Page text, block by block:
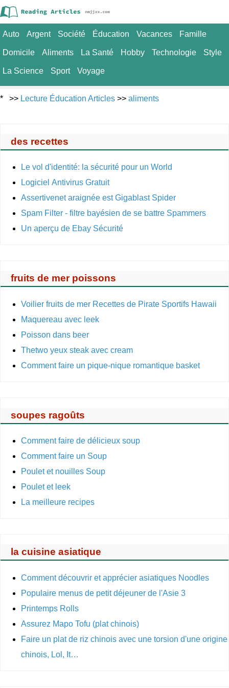
Auto Argent Société Éducation Vacances Famille
Domicile Aliments La Santé Hobby Technologie Style
La Science Sport Voyage
* >> Lecture Éducation Articles >> aliments
des recettes
Le vol d'identité: la sécurité pour un World
Logiciel Antivirus Gratuit
Assertivenet araignée est Gigablast Spider
Spam Filter - filtre bayésien de se battre Spammers
Un aperçu de Ebay Sécurité
fruits de mer poissons
Voilier fruits de mer Recettes de Pirate Sportifs Hawaii
Maquereau avec leek
Poisson dans beer
Thetwo yeux steak avec cream
Comment faire un pique-nique romantique basket
soupes ragoûts
Comment faire de délicieux soup
Comment faire un Soup
Poulet et nouilles Soup
Poulet et leek
La meilleure recipes
la cuisine asiatique
Comment découvrir et apprécier asiatiques Noodles
Populaire menus de petit déjeuner de l'Asie 3
Printemps Rolls
Assurez Mapo Tofu (plat chinois)
Faire un plat de riz chinois avec une torsion d'une
chinois, Lol, It…